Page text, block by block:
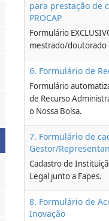
para prestação de
PROCAP
Formulário
mestrado/doutorado
6. Formulário de
Formulário
de Recurso
o Nossa Bolsa.
7. Formulário de
Gestor/
Cadastro de
Legal junto a Fapes.
8. Formulário de
Inovação